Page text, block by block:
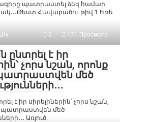
պատրաստել ձեզ համար
Հավաքածու թիվ 1 Եթե
0 171 Просмотр
ընտրել է իր
չորս նշան, որոնք
մեծ
է իր սիրելիներին՝ չորս նշան,
պատրաստվեն մեծ
Առյուծ.